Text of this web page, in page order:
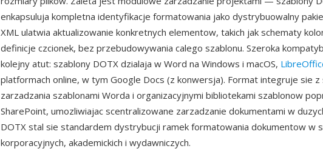
enkapsuluja kompletna identyfikacje formatowania jako dystrybuowalny
XML ulatwia aktualizowanie konkretnych elementow, takich jak schematy
definicje czcionek, bez przebudowywania calego szablonu. Szeroka
kolejny atut: szablony DOTX dzialaja w Word na Windows i macOS,
platformach online, w tym Google Docs (z konwersja). Format integruje sie
zarzadzania szablonami Worda i organizacyjnymi bibliotekami szablonow
SharePoint, umozliwiajac scentralizowane zarzadzanie dokumentami w
DOTX stal sie standardem dystrybucji ramek formatowania dokumentow w
korporacyjnych, akademickich i wydawniczych.